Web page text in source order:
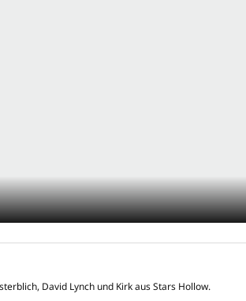
David Lynch und Kirk aus Stars Hollow.